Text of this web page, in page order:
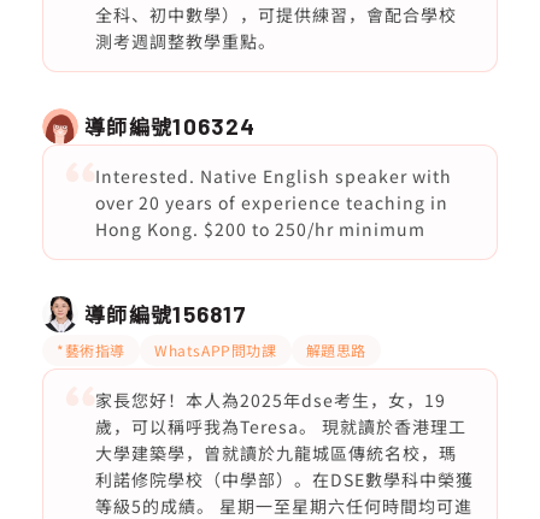
全科、初中數學），可提供練習，會配合學校
測考週調整教學重點。
導師編號106324
Interested. Native English speaker with
over 20 years of experience teaching in
Hong Kong. $200 to 250/hr minimum
導師編號156817
*藝術指導 WhatsAPP問功課 解題思路
家長您好！本人為2025年dse考生，女，19
歲，可以稱呼我為Teresa。 現就讀於香港理工
大學建築學，曾就讀於九龍城區傳統名校，瑪
利諾修院學校（中學部）。在DSE數學科中榮獲
等級5的成績。 星期一至星期六任何時間均可進